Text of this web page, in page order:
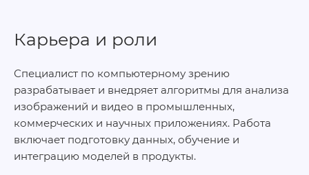
Карьера и роли
Специалист по компьютерному зрению
разрабатывает и внедряет алгоритмы для анализа
изображений и видео в промышленных,
коммерческих и научных приложениях. Работа
включает подготовку данных, обучение и
интеграцию моделей в продукты.